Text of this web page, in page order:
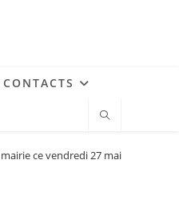
CONTACTS
ce vendredi 27 mai